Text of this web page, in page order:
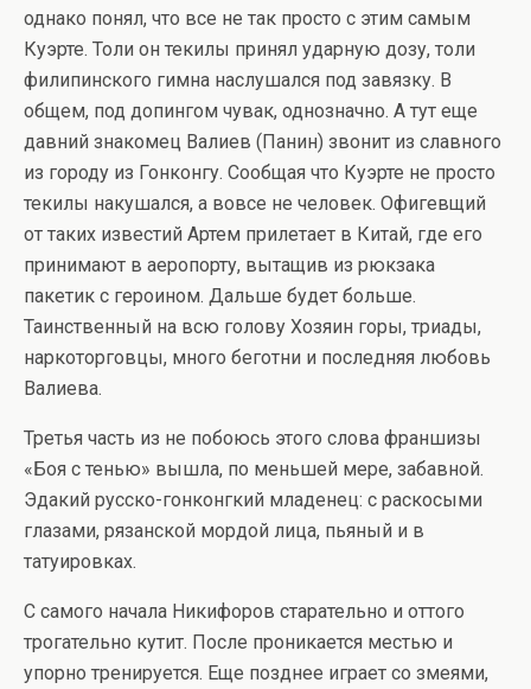
однако понял, что все не так просто с этим самым
Куэрте. Толи он текилы принял ударную дозу, толи
филипинского гимна наслушался под завязку. В
общем, под допингом чувак, однозначно. А тут еще
давний знакомец Валиев (Панин) звонит из славного
из городу из Гонконгу. Сообщая что Куэрте не просто
текилы накушался, а вовсе не человек. Офигевщий
от таких известий Артем прилетает в Китай, где его
принимают в аеропорту, вытащив из рюкзака
пакетик с героином. Дальше будет больше.
Таинственный на всю голову Хозяин горы, триады,
наркоторговцы, много беготни и последняя любовь
Валиева.
Третья часть из не побоюсь этого слова франшизы
«Боя с тенью» вышла, по меньшей мере, забавной.
Эдакий русско-гонконгкий младенец: с раскосыми
глазами, рязанской мордой лица, пьяный и в
татуировках.
С самого начала Никифоров старательно и оттого
трогательно кутит. После проникается местью и
упорно тренируется. Еще позднее играет со змеями,